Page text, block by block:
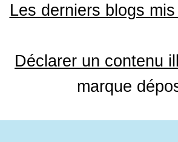
Les derniers blogs
Déclarer un contenu
marque